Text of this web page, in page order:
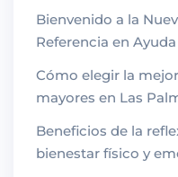
Bienvenido a la
Referencia en
Cómo elegir la
mayores en Las
Beneficios de la
bienestar físico y